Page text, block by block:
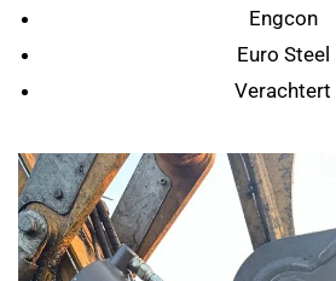
Engcon
Euro Steel
Verachtert